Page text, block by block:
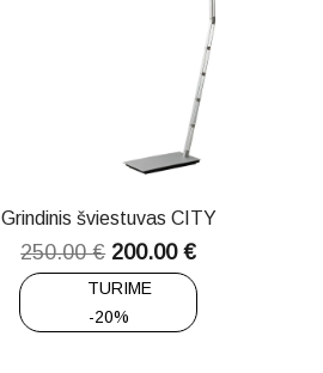
Grindinis šviestuvas CITY
250.00€ 200.00€
TURIME
-20%